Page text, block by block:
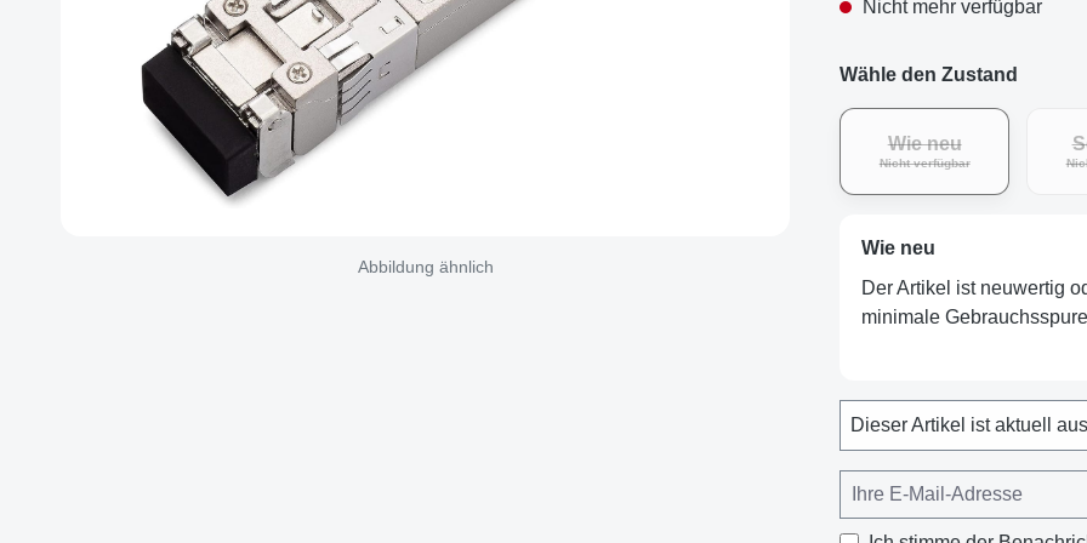
Abbildung ähnlich
Nicht mehr verfügbar
Wähle den Zustand
Wie neu
Nicht verfügbar(Diese Option ist
Wie neu
Der Artikel ist neuwertig
minimale
Dieser Artikel ist aktuell